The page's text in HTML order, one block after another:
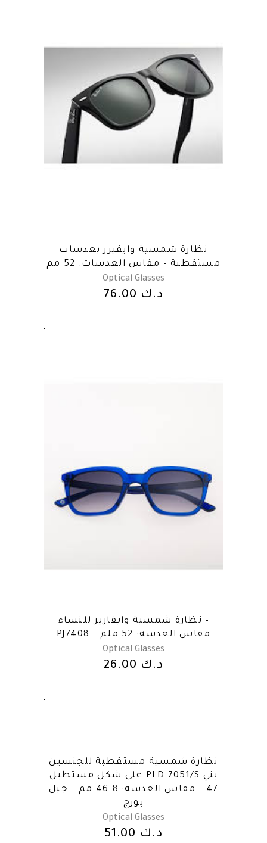
نظارة شمسية وايفيرر بعدسات
مستقطبة – مقاس العدسات: 52 مم
Optical Glasses
د.ك
نظارة شمسية وايفارير للنساء –
PJ7408 – مقاس العدسة: 52 ملم
Optical Glasses
د.ك
نظارة شمسية مستقطبة للجنسين
على شكل مستطيل PLD 7051/S بني
47 – مقاس العدسة: 46.8 مم – جبل
بورج
Optical Glasses
د.ك